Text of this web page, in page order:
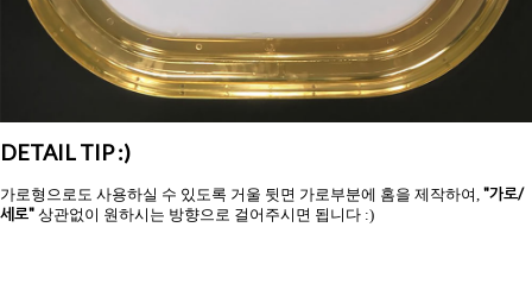
DETAIL TIP :)
가로형으로도 사용하실 수 있도록 거울 뒷면 가로부분에 홈을 제작하여, "가로/
세로" 상관없이 원하시는 방향으로 걸어주시면 됩니다 :)